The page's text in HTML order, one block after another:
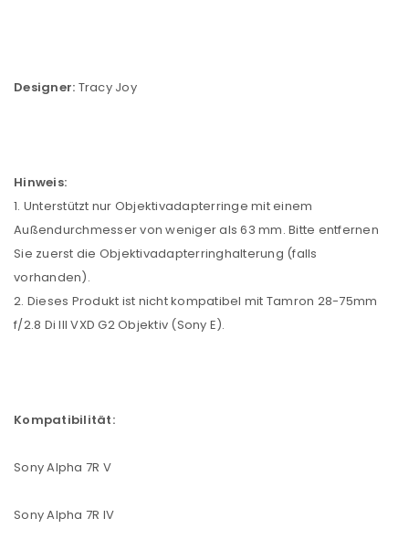
Designer: Tracy Joy
Hinweis:
1. Unterstützt nur Objektivadapterringe mit einem
Außendurchmesser von weniger als 63 mm. Bitte entfernen
Sie zuerst die Objektivadapterringhalterung (falls
vorhanden).
2. Dieses Produkt ist nicht kompatibel mit Tamron 28-75mm
f/2.8 Di III VXD G2 Objektiv (Sony E).
Kompatibilität:
Sony Alpha 7R V
Sony Alpha 7R IV